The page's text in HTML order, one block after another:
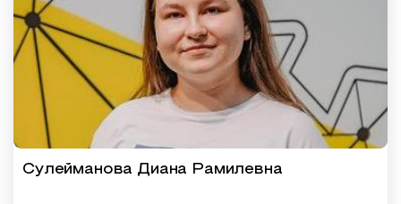
Сулейманова Диана Рамилевна